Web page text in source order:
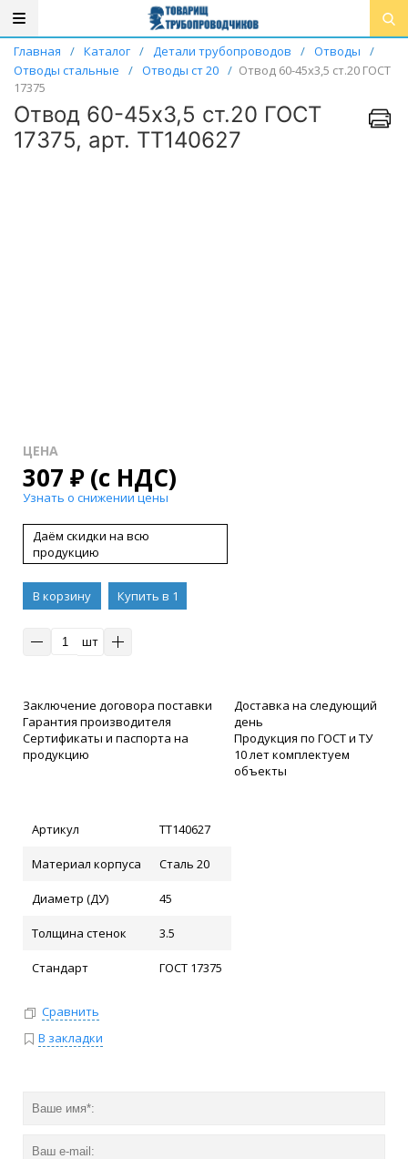
Главная / Каталог / Детали трубопроводов / Отводы
/
Отводы стальные
/ Отводы ст 20 / Отвод 60-45х3,5 ст.20 ГОСТ
17375
Отвод 60-45х3,5 ст.20 ГОСТ
17375, арт. ТТ140627
ЦЕНА
307 ₽(с НДС)
Узнать о снижении цены
Даём скидки на всю
продукцию
В корзину
Купить в 1
шт
Заключение договора поставки
Гарантия производителя
Сертификаты и паспорта на
продукцию
Доставка на следующий
день
Продукция по ГОСТ и ТУ
10 лет комплектуем
объекты
Артикул ТТ140627
Материал корпуса Сталь 20
Диаметр (ДУ) 45
Толщина стенок 3.5
Стандарт ГОСТ 17375
Сравнить
В закладки